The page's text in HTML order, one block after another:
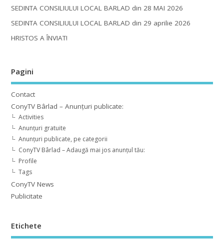
SEDINTA CONSILIULUI LOCAL BARLAD din 28 MAI 2026
SEDINTA CONSILIULUI LOCAL BARLAD din 29 aprilie 2026
HRISTOS A ÎNVIAT!
Pagini
Contact
ConyTV Bârlad – Anunțuri publicate:
Activities
Anunțuri gratuite
Anunțuri publicate, pe categorii
ConyTV Bârlad – Adaugă mai jos anunțul tău:
Profile
Tags
ConyTV News
Publicitate
Etichete